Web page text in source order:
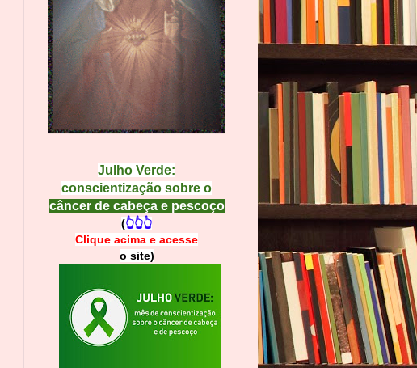
Julho Verde:
conscientização sobre o
câncer de cabeça e pescoço
(👆👆👆
Clique acima e acesse
o site)